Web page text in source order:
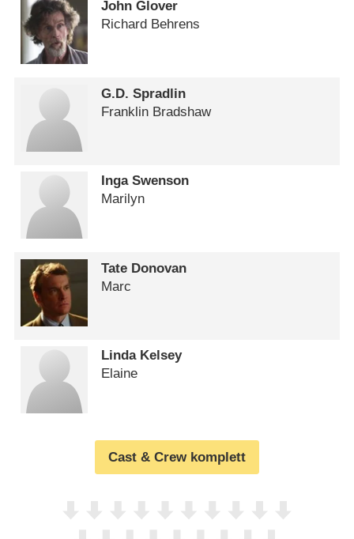
John Glover
Richard Behrens
G.D. Spradlin
Franklin Bradshaw
Inga Swenson
Marilyn
Tate Donovan
Marc
Linda Kelsey
Elaine
Cast & Crew komplett